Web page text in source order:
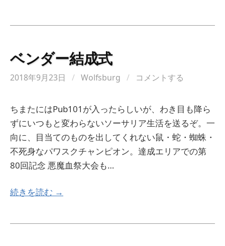
ベンダー結成式
2018年9月23日 / Wolfsburg / コメントする
ちまたにはPub101が入ったらしいが、わき目も降ら
ずにいつもと変わらないソーサリア生活を送るぞ。一
向に、目当てのものを出してくれない鼠・蛇・蜘蛛・
不死身なパワスクチャンピオン。達成エリアでの第
80回記念 悪魔血祭大会も…
続きを読む →